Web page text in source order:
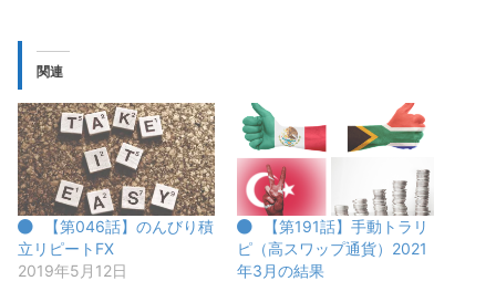
関連
【第046話】のんびり積
立リピートFX
2019年5月12日
【第191話】手動トラリ
ピ（高スワップ通貨）2021
年3月の結果